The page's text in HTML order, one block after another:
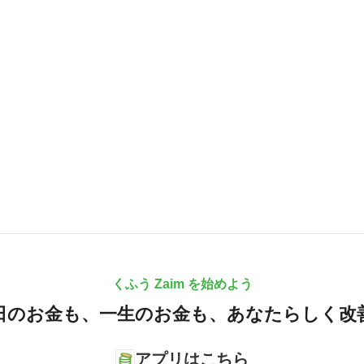
くふう Zaim を始めよう
のお金も、 一生のお金も、 あなたらしく改
アプリはこちら